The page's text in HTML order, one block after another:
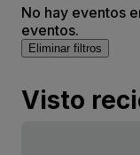
No hay eventos
eventos.
Eliminar filtros
Visto